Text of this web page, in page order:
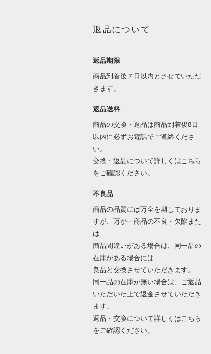
返品について
返品期限
商品到着後７日以内とさせていただ
きます。
返品送料
商品の交換・返品は商品到着後8日
以内に必ずお電話でご連絡くださ
い。
交換・返品について詳しくはこちら
をご確認ください。
不良品
商品の品質には万全を期しておりま
すが、万が一商品の不良・欠陥また
は
商品間違いがある場合は、同一品の
在庫がある場合には
良品と交換させていただきます。
同一品の在庫が無い場合は、ご返品
いただいた上で返金させていただき
ます。
返品・交換について詳しくはこちら
をご確認ください。